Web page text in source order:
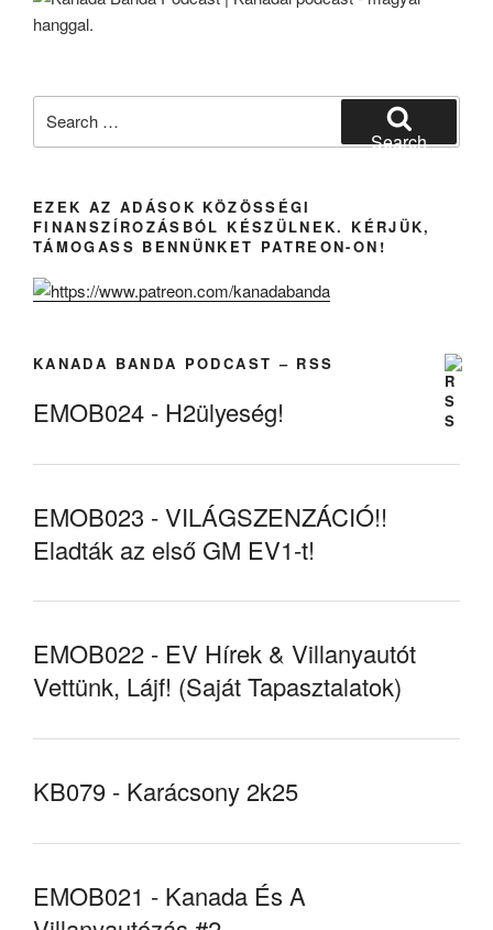
for:
Search
EZEK AZ ADÁSOK KÖZÖSSÉGI
FINANSZÍROZÁSBÓL KÉSZÜLNEK. KÉRJÜK,
TÁMOGASS BENNÜNKET PATREON-ON!
KANADA BANDA PODCAST – RSS
EMOB024 - H2ülyeség!
EMOB023 - VILÁGSZENZÁCIÓ!!
Eladták az első GM EV1-t!
EMOB022 - EV Hírek & Villanyautót
Vettünk, Lájf! (Saját Tapasztalatok)
KB079 - Karácsony 2k25
EMOB021 - Kanada És A